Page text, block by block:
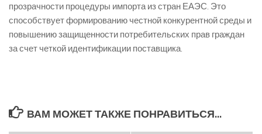
прозрачности процедуры импорта из стран ЕАЭС. Это
способствует формированию честной конкурентной среды и
повышению защищенности потребительских прав граждан
за счет четкой идентификации поставщика.
ВАМ МОЖЕТ ТАКЖЕ ПОНРАВИТЬСЯ...